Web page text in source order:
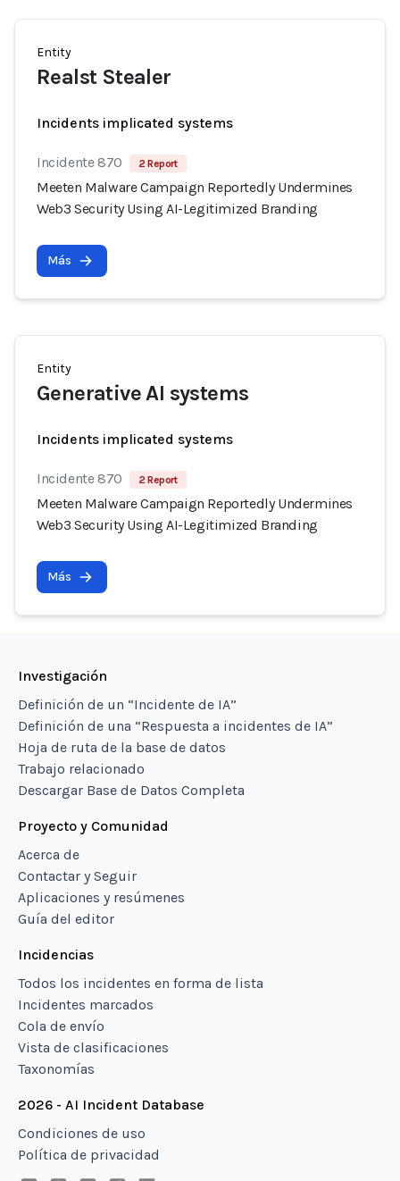
Entity
Realst Stealer
Incidents implicated systems
Incidente 870 2 Report
Meeten Malware Campaign Reportedly Undermines
Web3 Security Using AI-Legitimized Branding
Más
Entity
Generative AI systems
Incidents implicated systems
Incidente 870 2 Report
Meeten Malware Campaign Reportedly Undermines
Web3 Security Using AI-Legitimized Branding
Más
Investigación
Definición de un “Incidente de IA”
Definición de una “Respuesta a incidentes de IA”
Hoja de ruta de la base de datos
Trabajo relacionado
Descargar Base de Datos Completa
Proyecto y Comunidad
Acerca de
Contactar y Seguir
Aplicaciones y resúmenes
Guía del editor
Incidencias
Todos los incidentes en forma de lista
Incidentes marcados
Cola de envío
Vista de clasificaciones
Taxonomías
2026 - AI Incident Database
Condiciones de uso
Política de privacidad